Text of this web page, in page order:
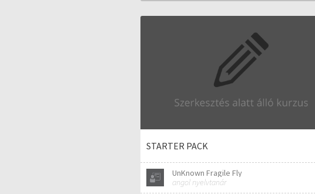
STARTER PACK
UnKnown Fragile Fly
angol nyelvtanár